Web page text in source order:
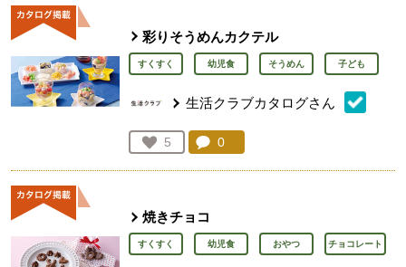
彩りそうめんカクテル
すくすく 幼児食 そうめん 子ども
生活クラブカタログさん
お気に入り登録：
5
人が登録
コメント：
0
焼きチョコ
すくすく 幼児食 おやつ チョコレート